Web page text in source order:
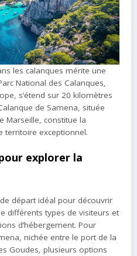
les calanques mérite une
National des Calanques,
s’étend sur 20 kilomètres
de Samena, située
Marseille, constitue la
territoire exceptionnel.
explorer la
départ idéal pour découvrir
différents types de visiteurs et
d’hébergement. Pour
nichée entre le port de la
Goudes, plusieurs options